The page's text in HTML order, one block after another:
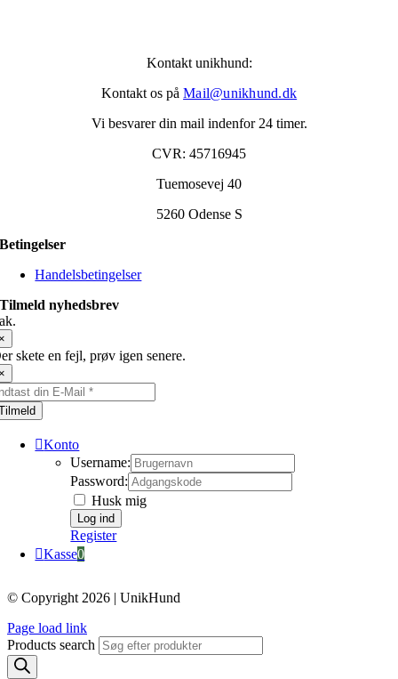
Kontakt unikhund:
Kontakt os på Mail@unikhund.dk
Vi besvarer din mail indenfor 24 timer.
CVR: 45716945
Tuemosevej 40
5260 Odense S
Betingelser
Handelsbetingelser
Tilmeld nyhedsbrev
skete en fejl, prøv igen senere.
Konto
Username:
Password:
Husk mig
Register
Kasse0
© Copyright 2026 | UnikHund
Page load link
Products search